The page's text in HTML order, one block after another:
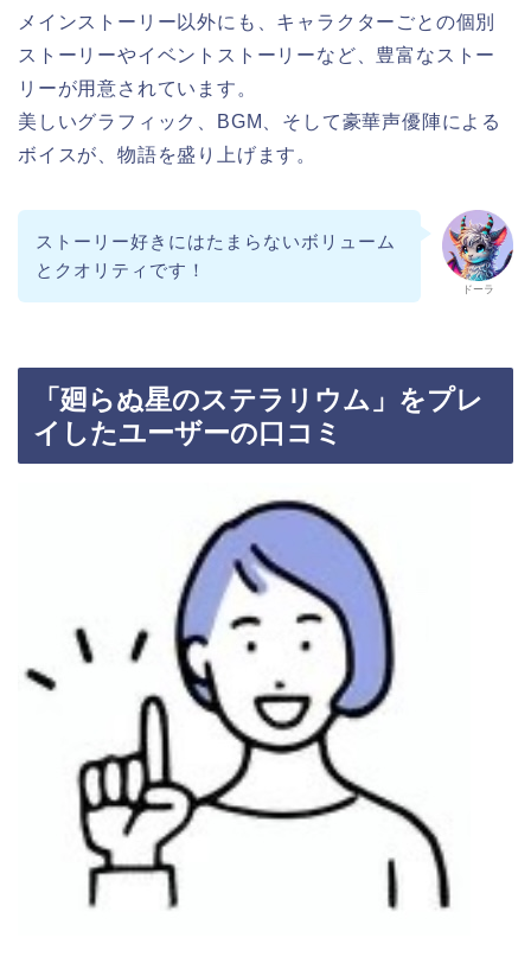
メインストーリー以外にも、キャラクターごとの個別
ストーリーやイベントストーリーなど、豊富なストー
リーが用意されています。
美しいグラフィック、BGM、そして豪華声優陣による
ボイスが、物語を盛り上げます。
ドーラ
ストーリー好きにはたまらないボリューム
とクオリティです！
「廻らぬ星のステラリウム」をプレ
イしたユーザーの口コミ